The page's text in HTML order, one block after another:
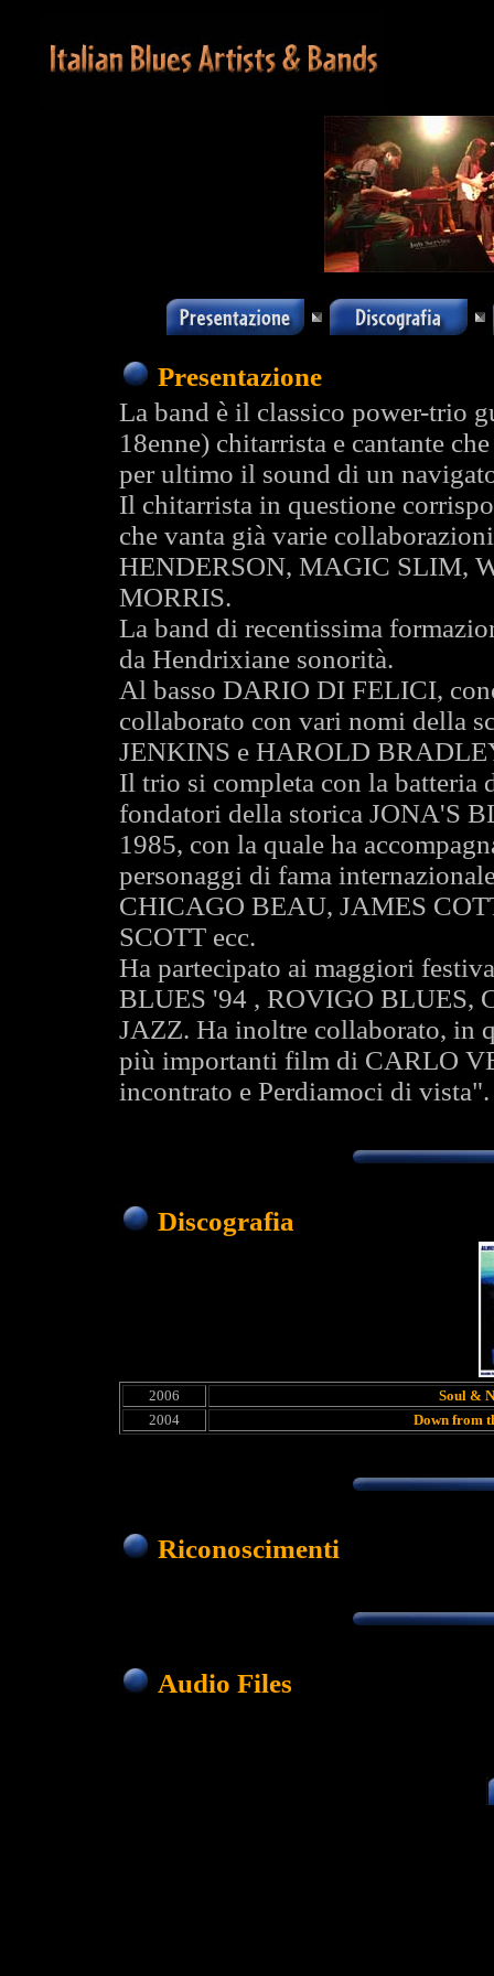
Presentazione
La band è il classico power-trio
18enne) chitarrista e cantante
per ultimo il sound di un
Il chitarrista in questione
che vanta già varie
HENDERSON, MAGIC SLIM,
MORRIS.
La band di recentissima
da Hendrixiane sonorità.
Al basso DARIO DI FELICI,
collaborato con vari nomi della
JENKINS e HAROLD
Il trio si completa con la
fondatori della storica JONA'S
1985, con la quale ha
personaggi di fama
CHICAGO BEAU, JAMES
SCOTT ecc.
Ha partecipato ai maggiori
BLUES '94 , ROVIGO BLUES,
JAZZ. Ha inoltre collaborato, in
più importanti film di CARLO
incontrato e Perdiamoci di vista".
Discografia
2006
Soul &
2004
Down from
Riconoscimenti
Audio Files